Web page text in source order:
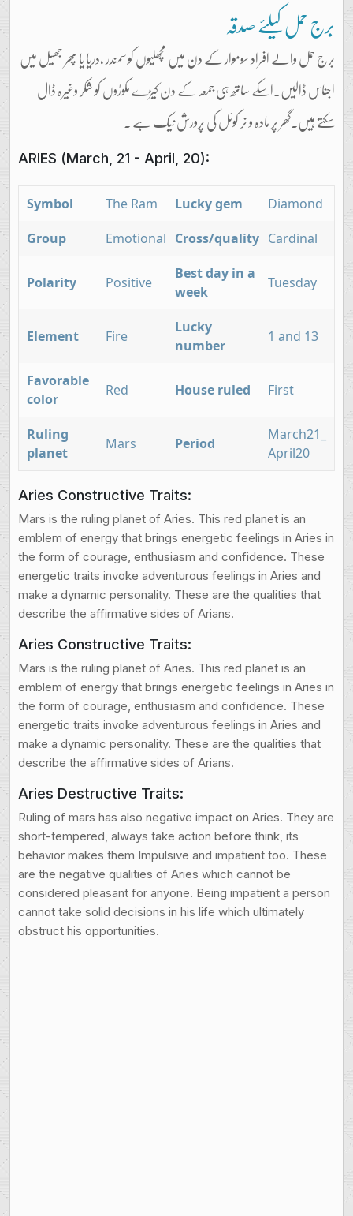
برج حمل کیلئے صدقہ
برج حمل والے افراد سوموار کے دن میں مچھلیوں کو سمندر ،دریا یا پھر جھیل میں
اجناس ڈالیں۔اسکے ساتھ ہی جمعہ کے دن کیڑے مکوڑوں کو شکر وغیرہ ڈال
سکتے ہیں۔گھر پر مادہ و نر کوئل کی پرورش نیک ہے ۔
ARIES (March, 21 - April, 20):
Symbol The Ram Lucky gem
Diamond
Group
Emotional Cross/quality Cardinal
Polarity Positive
Best day in a
week
Tuesday
Element Fire
Lucky
number
1 and 13
Favorable
color
Red House ruled First
Ruling
planet
Mars Period
March21_
April20
Aries Constructive Traits:
Mars is the ruling planet of Aries. This red planet is an
emblem of energy that brings energetic feelings in Aries in
the form of courage, enthusiasm and confidence. These
energetic traits invoke adventurous feelings in Aries and
make a dynamic personality. These are the qualities that
describe the affirmative sides of Arians.
Aries Constructive Traits:
Mars is the ruling planet of Aries. This red planet is an
emblem of energy that brings energetic feelings in Aries in
the form of courage, enthusiasm and confidence. These
energetic traits invoke adventurous feelings in Aries and
make a dynamic personality. These are the qualities that
describe the affirmative sides of Arians.
Aries Destructive Traits:
Ruling of mars has also negative impact on Aries. They are
short-tempered, always take action before think, its
behavior makes them Impulsive and impatient too. These
are the negative qualities of Aries which cannot be
considered pleasant for anyone. Being impatient a person
cannot take solid decisions in his life which ultimately
obstruct his opportunities.